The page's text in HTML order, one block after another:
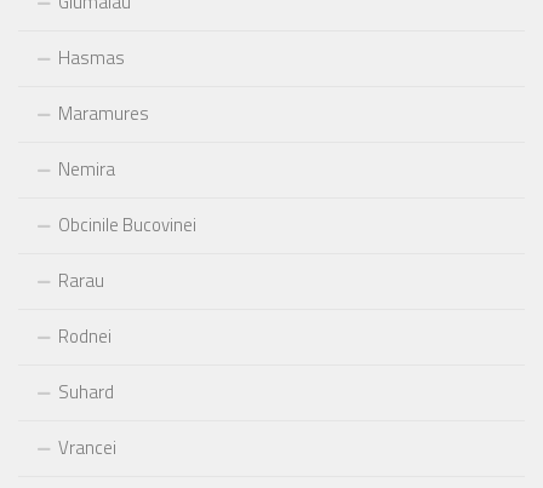
Hasmas
Maramures
Nemira
Obcinile Bucovinei
Rarau
Rodnei
Suhard
Vrancei